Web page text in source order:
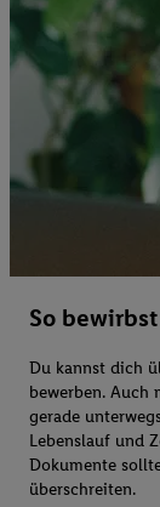
So
Du kannst dich
bewerben. Auch
gerade
Lebenslauf und
Dokumente
überschreiten.